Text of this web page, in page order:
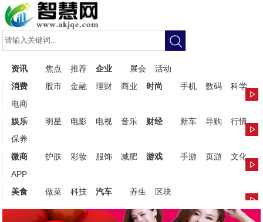
资讯 焦点 推荐 企业 展会
活动
消费
股市 金融 理财 商业 时尚 手机 数码
科学
电商
娱乐
明星 电影 电视 音乐 财经 新车 导购
行情
保养
微商
护肤 彩妆 服饰 减肥 游戏 手游 页游
文化
APP
美食
做菜 科技 汽车 养生 区块